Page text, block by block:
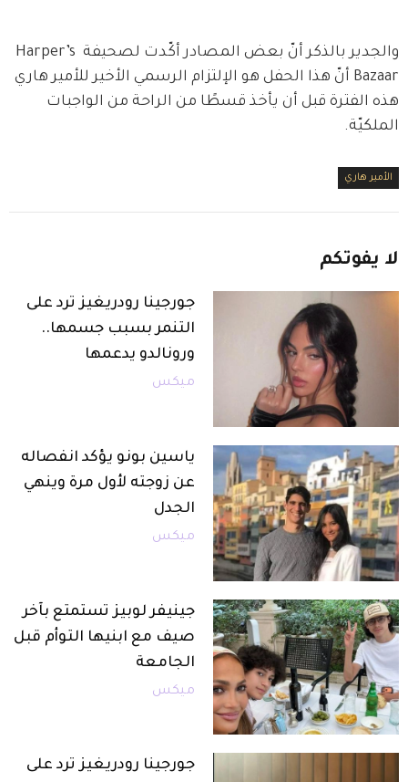
والجدير بالذكر أنّ بعض المصادر أكّدت لصحيفة Harper’s
Bazaar أنّ هذا الحفل هو الإلتزام الرسمي الأخير للأمير هاري
هذه الفترة قبل أن يأخذ قسطًا من الراحة من الواجبات
الملكيّة.
الأمير هاري
لا يفوتكم
جورجينا رودريغيز ترد على
التنمر بسبب جسمها..
ورونالدو يدعمها
ميكس
ياسين بونو يؤكد انفصاله
عن زوجته لأول مرة وينهي
الجدل
ميكس
جينيفر لوبيز تستمتع بآخر
صيف مع ابنيها التوأم قبل
الجامعة
ميكس
جورجينا رودريغيز ترد على